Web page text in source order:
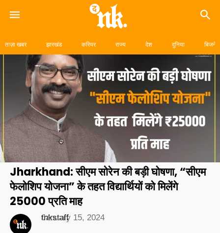
ताज़ा खबर झारखंड करियर राज्य देश दुनिया बिजनेस
Jharkhand: सीएम सोरेन की बड़ी घोषणा, “सीएम
फेलोशिप योजना” के तहत विद्यार्थियों को मिलेंगे
₹25000 प्रति माह
tnkstaff
January 15, 2024